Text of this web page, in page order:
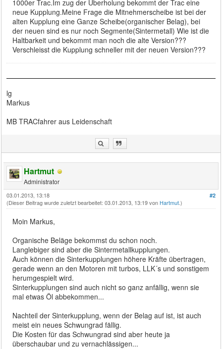
1000er Trac.Im zug der Überholung bekommt der Trac eine
neue Kupplung.Meine Frage die Mitnehmerscheibe ist bei der
alten Kupplung eine Ganze Scheibe(organischer Belag), bei
der neuen sind es nur noch Segmente(Sintermetall) Wie ist die
Haltbarkeit und bekommt man noch die alte Version???
Verschleisst die Kupplung schneller mit der neuen Version???
lg
Markus
MB TRACfahrer aus Leidenschaft
Hartmut
Administrator
#2
03.01.2013, 13:18
(Dieser Beitrag wurde zuletzt bearbeitet: 03.01.2013, 13:19 von Hartmut.)
Moin Markus,
Organische Beläge bekommst du schon noch.
Langlebiger sind aber die Sintermetallkupplungen.
Auch können die Sinterkupplungen höhere Kräfte übertragen,
gerade wenn an den Motoren mit turbos, LLK´s und sonstigem
herumgespielt wird.
Sinterkupplungen sind auch nicht so ganz anfällig, wenn sie
mal etwas Öl abbekommen...
Nachteil der Sinterkupplung, wenn der Belag auf ist, ist auch
meist ein neues Schwungrad fällig.
Die Kosten für das Schwungrad sind aber heute ja
überschaubar und zu vernachlässigen...